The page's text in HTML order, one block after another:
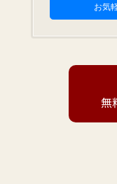
お気
無